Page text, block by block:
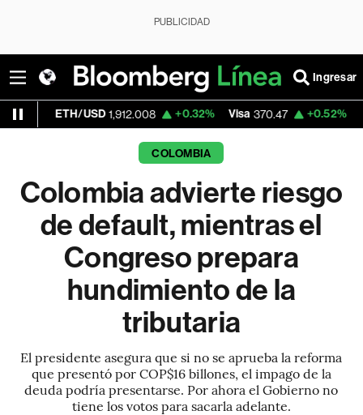
PUBLICIDAD
Ingresar
1,912.008 +0.32% Visa 370.47 +0.52%
COLOMBIA
Colombia advierte riesgo
de default, mientras el
Congreso prepara
hundimiento de la
tributaria
El presidente asegura que si no se aprueba la reforma
que presentó por COP$16 billones, el impago de la
deuda podría presentarse. Por ahora el Gobierno no
tiene los votos para sacarla adelante.